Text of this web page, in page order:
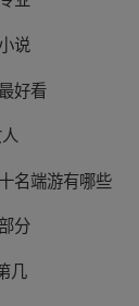
说
好看
名端游有哪些
分
几